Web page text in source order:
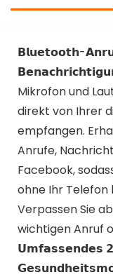
𝗕𝗹𝘂𝗲𝘁𝗼𝗼𝘁𝗵-
Mikrofon und
direkt von Ihrer
empfangen.
Anrufe,
Facebook,
ohne Ihr Telefon
Verpassen Sie
wichtigen Anruf
𝗨𝗺𝗳𝗮𝘀𝘀𝗲𝗻𝗱𝗲𝘀